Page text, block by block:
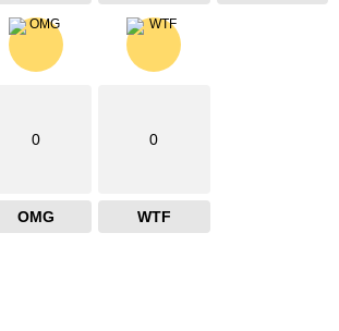
0
OMG
0
WTF